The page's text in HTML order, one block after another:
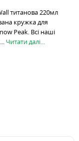
титанова 220мл
кружка для
Peak. Всі наші
Читати далі...